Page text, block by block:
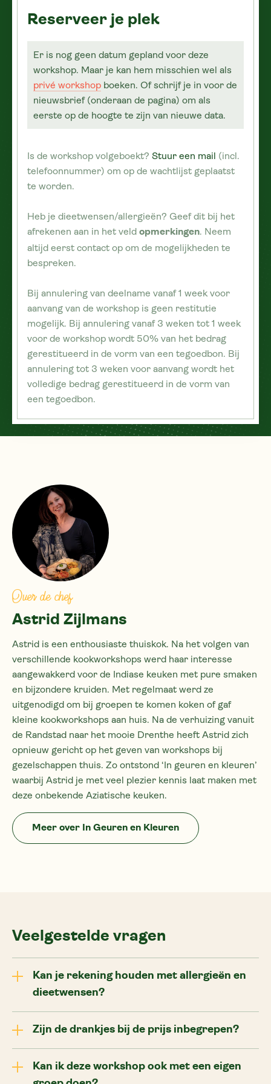
Reserveer je plek
Er is nog geen datum gepland voor deze
workshop. Maar je kan hem misschien wel als
privé workshop boeken. Of schrijf je in voor de
nieuwsbrief (onderaan de pagina) om als
eerste op de hoogte te zijn van nieuwe data.
Is de workshop volgeboekt? Stuur een mail (incl.
telefoonnummer) om op de wachtlijst geplaatst
te worden.
Heb je dieetwensen/allergieën? Geef dit bij het
afrekenen aan in het veld opmerkingen. Neem
altijd eerst contact op om de mogelijkheden te
bespreken.
Bij annulering van deelname vanaf 1 week voor
aanvang van de workshop is geen restitutie
mogelijk. Bij annulering vanaf 3 weken tot 1 week
voor de workshop wordt 50% van het bedrag
gerestitueerd in de vorm van een tegoedbon. Bij
annulering tot 3 weken voor aanvang wordt het
volledige bedrag gerestitueerd in de vorm van
een tegoedbon.
Over de chef
Astrid Zijlmans
Astrid is een enthousiaste thuiskok. Na het volgen van
verschillende kookworkshops werd haar interesse
aangewakkerd voor de Indiase keuken met pure smaken
en bijzondere kruiden. Met regelmaat werd ze
uitgenodigd om bij groepen te komen koken of gaf
kleine kookworkshops aan huis. Na de verhuizing vanuit
de Randstad naar het mooie Drenthe heeft Astrid zich
opnieuw gericht op het geven van workshops bij
gezelschappen thuis. Zo ontstond ‘In geuren en kleuren’
waarbij Astrid je met veel plezier kennis laat maken met
deze onbekende Aziatische keuken.
Meer over In Geuren en Kleuren
Veelgestelde vragen
Kan je rekening houden met allergieën en
dieetwensen?
houden. Belangrijk is om van te voren de wensen
goed te bespreken omdat er vaak speciaal
ingekocht moet worden. Geef dieetwensen en
allergieën dus tijdig door, het beste direct bij de
Zijn de drankjes bij de prijs inbegrepen?
inclusief koffie en thee. Alle overige drankjes die
Kan ik deze workshop ook met een eigen